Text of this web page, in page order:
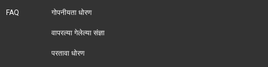
FAQ गोपनीयता धोरण
वापरल्या गेलेल्या संज्ञा
परतावा धोरण